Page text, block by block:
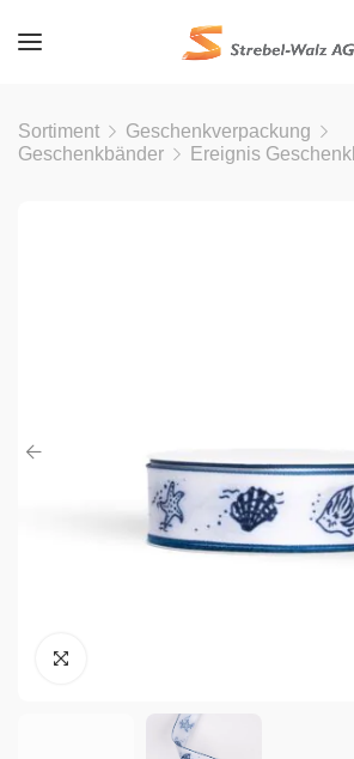
Sortiment
Geschenkverpackung
Geschenkbänder
Ereignis